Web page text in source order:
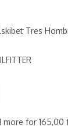
Tres
more for 165,00